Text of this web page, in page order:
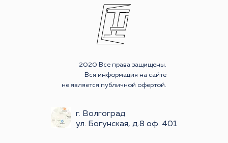
2020 Все права защищены.
Вся информация на сайте
не является публичной офертой.
г. Волгоград
ул. Богунская, д.8 оф. 401